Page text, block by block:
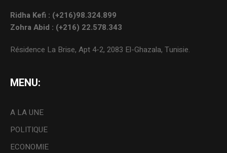
Ridha Kefi : (+216)98.324.899
Zohra Abid : (+216) 22.578.343
Résidence La Brise, Apt 4-2, 2083 El-Ghazala, Tunisie.
MENU:
A LA UNE
POLITIQUE
ECONOMIE